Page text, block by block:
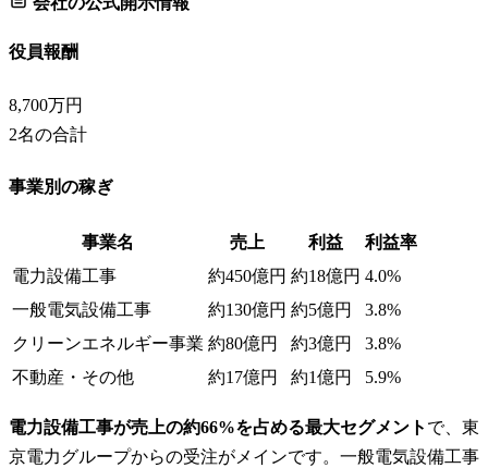
役員報酬
8,700万円
2名の合計
事業別の稼ぎ
事業名 売上 利益
利益率
電力設備工事
約450億円 約18億円 4.0%
一般電気設備工事
約130億円 約5億円
3.8%
クリーンエネルギー事業 約80億円 約3億円
3.8%
不動産・その他
約17億円 約1億円 5.9%
電力設備工事が売上の約66%を占める最大セグメント で、東
京電力グループからの受注がメインです。一般電気設備工事